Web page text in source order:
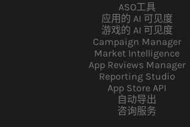
ASO工具
应用的 AI 可见度
游戏的 AI 可见度
Campaign Manager
Market Intelligence
App Reviews Manager
Reporting Studio
App Store API
自动导出
咨询服务